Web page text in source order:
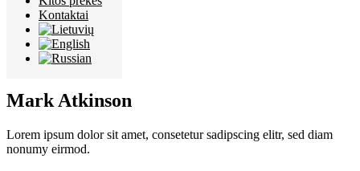
Kontaktai
Kontaktai
Mark Atkinson
Lorem ipsum dolor sit amet, consetetur sadipscing elitr, sed diam
nonumy eirmod.